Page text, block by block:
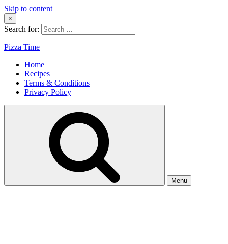
Skip to content
×
Search for:
Pizza Time
Home
Recipes
Terms & Conditions
Privacy Policy
Menu